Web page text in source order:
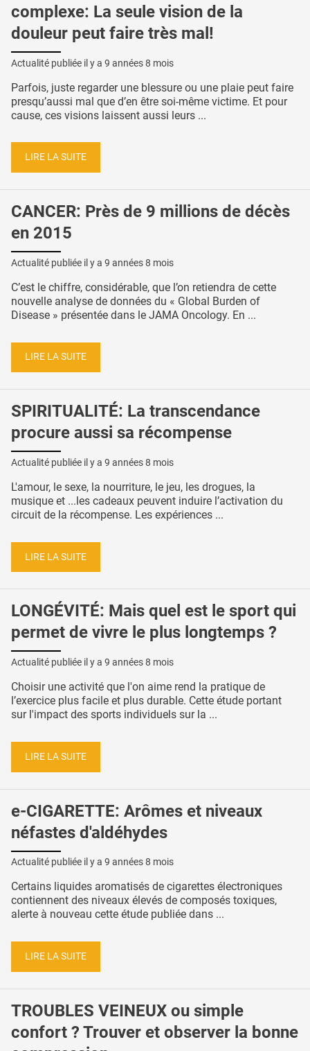
complexe: La seule vision de la
douleur peut faire très mal!
Actualité publiée il y a 9 années 8 mois
Parfois, juste regarder une blessure ou une plaie peut faire
presqu’aussi mal que d’en être soi-même victime. Et pour
cause, ces visions laissent aussi leurs ...
LIRE LA SUITE
CANCER: Près de 9 millions de décès
en 2015
Actualité publiée il y a 9 années 8 mois
C’est le chiffre, considérable, que l’on retiendra de cette
nouvelle analyse de données du « Global Burden of
Disease » présentée dans le JAMA Oncology. En ...
LIRE LA SUITE
SPIRITUALITÉ: La transcendance
procure aussi sa récompense
Actualité publiée il y a 9 années 8 mois
L'amour, le sexe, la nourriture, le jeu, les drogues, la
musique et ...les cadeaux peuvent induire l’activation du
circuit de la récompense. Les expériences ...
LIRE LA SUITE
LONGÉVITÉ: Mais quel est le sport qui
permet de vivre le plus longtemps ?
Actualité publiée il y a 9 années 8 mois
Choisir une activité que l'on aime rend la pratique de
l’exercice plus facile et plus durable. Cette étude portant
sur l'impact des sports individuels sur la ...
LIRE LA SUITE
e-CIGARETTE: Arômes et niveaux
néfastes d'aldéhydes
Actualité publiée il y a 9 années 8 mois
Certains liquides aromatisés de cigarettes électroniques
contiennent des niveaux élevés de composés toxiques,
alerte à nouveau cette étude publiée dans ...
LIRE LA SUITE
TROUBLES VEINEUX ou simple
confort ? Trouver et observer la bonne